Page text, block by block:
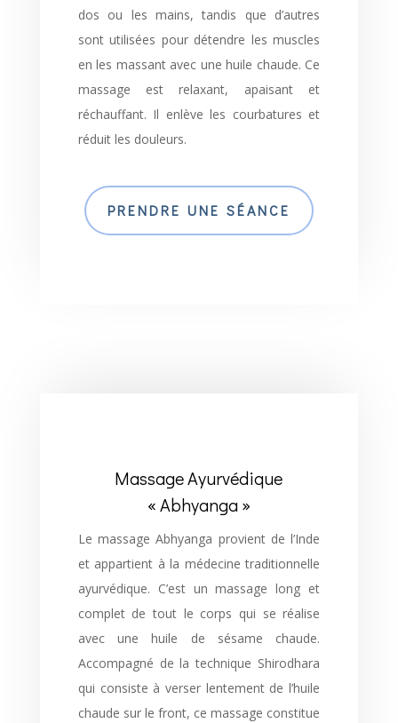
dos ou les mains, tandis que d’autres
sont utilisées pour détendre les muscles
en les massant avec une huile chaude. Ce
massage est relaxant, apaisant et
réchauffant. Il enlève les courbatures et
réduit les douleurs.
PRENDRE UNE SÉANCE
Massage Ayurvédique
« Abhyanga »
Le massage Abhyanga provient de l’Inde
et appartient à la médecine traditionnelle
ayurvédique. C’est un massage long et
complet de tout le corps qui se réalise
avec une huile de sésame chaude.
Accompagné de la technique Shirodhara
qui consiste à verser lentement de l’huile
chaude sur le front, ce massage constitue